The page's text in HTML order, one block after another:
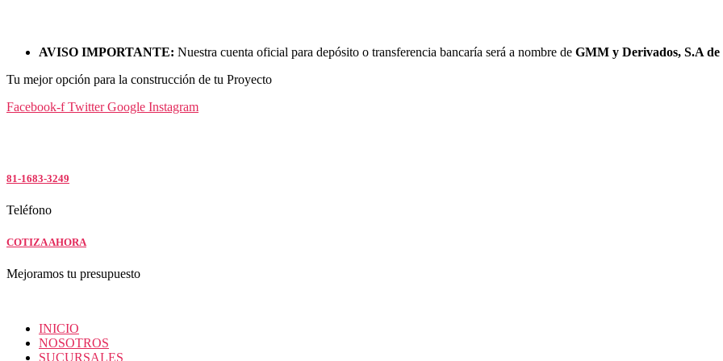
AVISO IMPORTANTE: Nuestra cuenta oficial para depósito o transferencia bancaría será a nombre de GMM y Derivados, S.A
Tu mejor opción para la construcción de tu Proyecto
Facebook-f Twitter Google Instagram
81-1683-3249
Teléfono
COTIZA AHORA
Mejoramos tu presupuesto
INICIO
NOSOTROS
SUCURSALES